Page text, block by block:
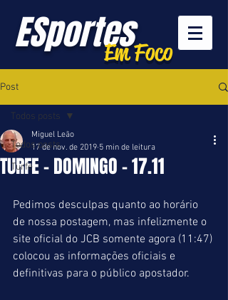
ESportesEm Foco
Post
Todos posts
Turfe
Todos posts
TURFE - DOMINGO - 17.11
Miguel Leão
17 de nov. de 2019 5 min de leitura
Pedimos desculpas quanto ao horário
de nossa postagem, mas infelizmente o
site oficial do JCB somente agora (11:47)
colocou as informações oficiais e
definitivas para o público apostador.